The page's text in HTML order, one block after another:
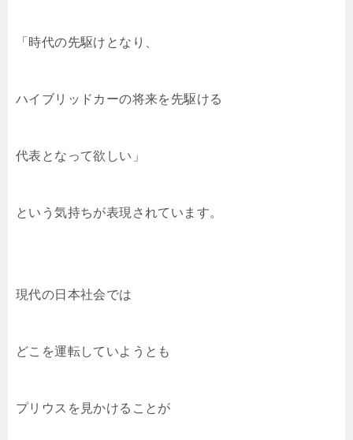
「時代の先駆けとなり、
ハイブリッドカーの将来を先駆ける
代表となって欲しい」
という気持ちが表現されています。
現代の日本社会では
どこを運転していようとも
プリウスを見かけることが